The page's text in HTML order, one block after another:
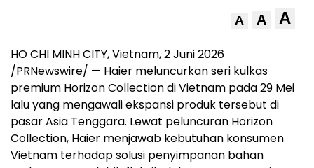
A A A
HO CHI MINH CITY, Vietnam, 2 Juni 2026
/PRNewswire/ — Haier meluncurkan seri kulkas
premium Horizon Collection di Vietnam pada 29 Mei
lalu yang mengawali ekspansi produk tersebut di
pasar Asia Tenggara. Lewat peluncuran Horizon
Collection, Haier menjawab kebutuhan konsumen
Vietnam terhadap solusi penyimpanan bahan